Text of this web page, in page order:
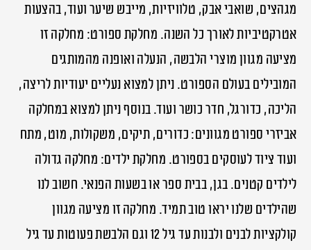
מגהצים, שואבי אבק, טלוויזיות, מייבש שיער ועוד, בהצעות
אטרקטיביות לאורך כל השנה. מחלקת ספורט: מחלקה זו
מציעה מגוון מוצרי הלבשה, הנעלה ואופנה מהמותגים
המובילים בעולם הספורט. ניתן למצוא נעליים יעודיות לריצה,
הליכה, כדורגל, חדר כושר ועוד. בנוסף ניתן למצוא במחלקה
אביזרי ספורט מגוונים: כדורים, תיקים, משקולות, מוט, מתח
ועוד ציוד לעוסקים בספורט. מחלקת ילדים: מחלקה גדולה
לילדים קטנים. בגן, בבית ספר או בשעות הפנאי. חשוב לנו
שהילדים שלנו יראו טוב תמיד. מחלקה זו מציעה מגוון
קולקציות לבנים ולבנות עד גיל 12 וגם הלבשת פעוטות עד גיל